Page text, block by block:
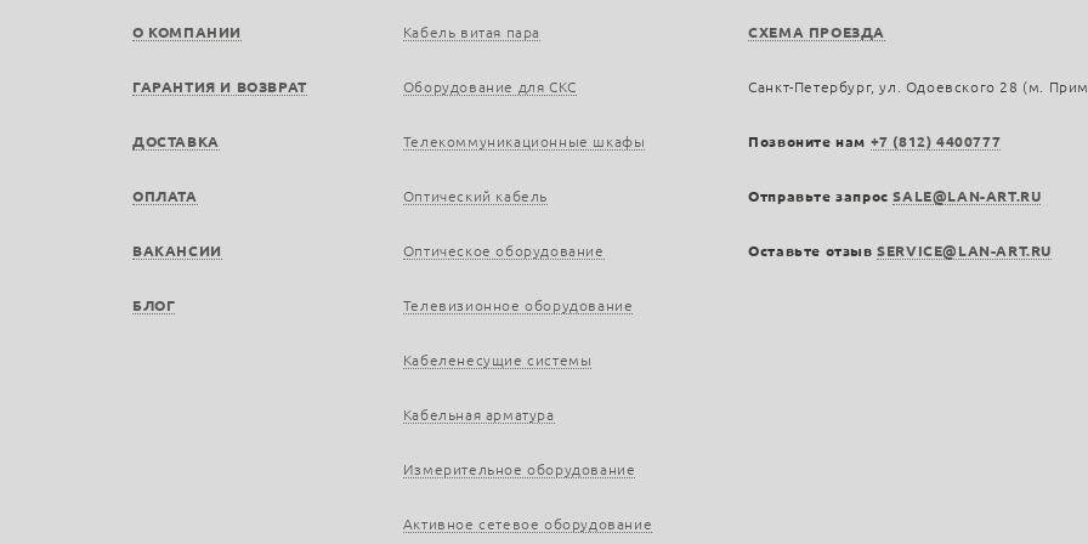
О КОМПАНИИ
ГАРАНТИЯ И ВОЗВРАТ
ДОСТАВКА
ОПЛАТА
ВАКАНСИИ
БЛОГ
Кабель витая пара
Оборудование для СКС
Телекоммуникационные шкафы
Оптический кабель
Оптическое оборудование
Телевизионное оборудование
Кабеленесущие системы
Кабельная арматура
Измерительное оборудование
Активное сетевое оборудование
СХЕМА ПРОЕЗДА
Санкт-Петербург, ул. Одоевского 28 (м.
Позвоните нам +7 (812) 4400777
Отправьте запросSALE@LAN-ART.RU
Оставьте отзывSERVICE@LAN-ART.RU